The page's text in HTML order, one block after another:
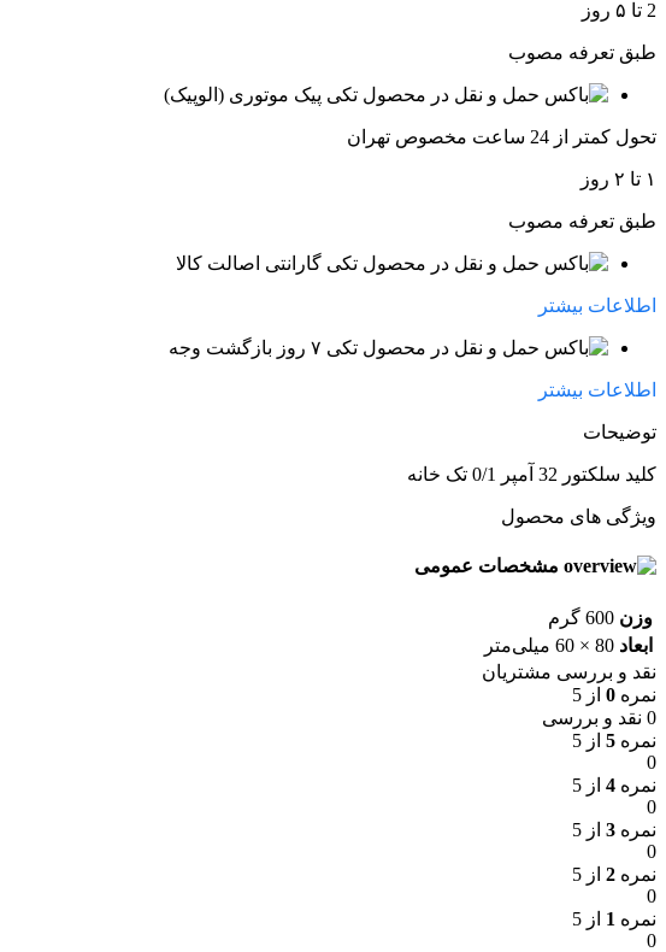
2 تا ۵ روز
طبق تعرفه مصوب
پیک موتوری (الوپیک)
تحول کمتر از 24 ساعت مخصوص تهران
۱ تا ۲ روز
طبق تعرفه مصوب
گارانتی اصالت کالا
اطلاعات بیشتر
۷ روز بازگشت وجه
اطلاعات بیشتر
توضیحات
کلید سلکتور 32 آمپر 0/1 تک خانه
ویژگی های محصول
مشخصات عمومی
وزن 600 گرم
ابعاد 80 × 60 میلی‌متر
نقد و بررسی مشتریان
نمره 0 از 5
0 نقد و بررسی
نمره 5 از 5
0
نمره 4 از 5
0
نمره 3 از 5
0
نمره 2 از 5
0
نمره 1 از 5
0